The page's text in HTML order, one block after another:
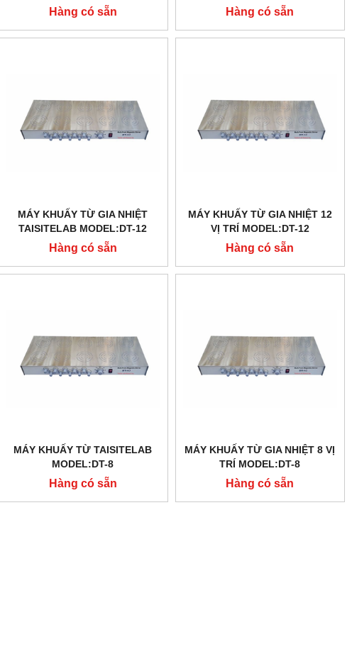
LÍT
Hàng có sẵn Hàng có sẵn
MÁY KHUẤY TỪ GIA NHIỆT
TAISITELAB MODEL:DT-12
Hàng có sẵn
MÁY KHUẤY TỪ GIA NHIỆT 12
VỊ TRÍ MODEL:DT-12
Hàng có sẵn
MÁY KHUẤY TỪ TAISITELAB
MODEL:DT-8
Hàng có sẵn
MÁY KHUẤY TỪ GIA NHIỆT 8 VỊ
TRÍ MODEL:DT-8
Hàng có sẵn